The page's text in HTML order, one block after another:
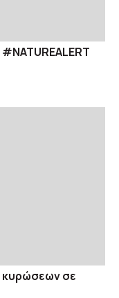
κυρώσεων σε